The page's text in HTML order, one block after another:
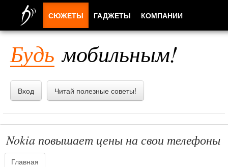
Будь мобильным!
Вход Читай полезные советы!
Nokia повышает цены на свои телефоны
Главная
СЮЖЕТЫ ГАДЖЕТЫ КОМПАНИИ
ПРИЛОЖЕНИЯ